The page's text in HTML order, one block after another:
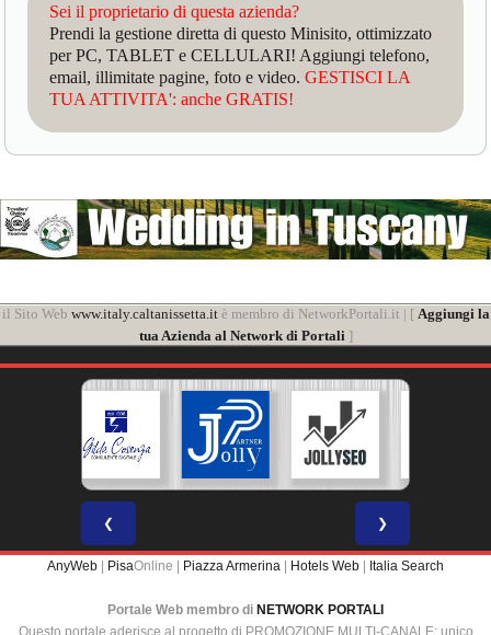
Sei il proprietario di questa azienda?
Prendi la gestione diretta di questo Minisito, ottimizzato
per PC, TABLET e CELLULARI! Aggiungi telefono,
email, illimitate pagine, foto e video.GESTISCI LA
TUA ATTIVITA': anche GRATIS!
il Sito Web www.italy.caltanissetta.itè membro di NetworkPortali.it | [ Aggiungi la
tua Azienda al Network di Portali]
❮ ❯
AnyWeb PisaOnline | Piazza Armerina Hotels Web Italia Search
Portale Web membro di NETWORK PORTALI
Questo portale aderisce al progetto di PROMOZIONE MULTI-CANALE: unico